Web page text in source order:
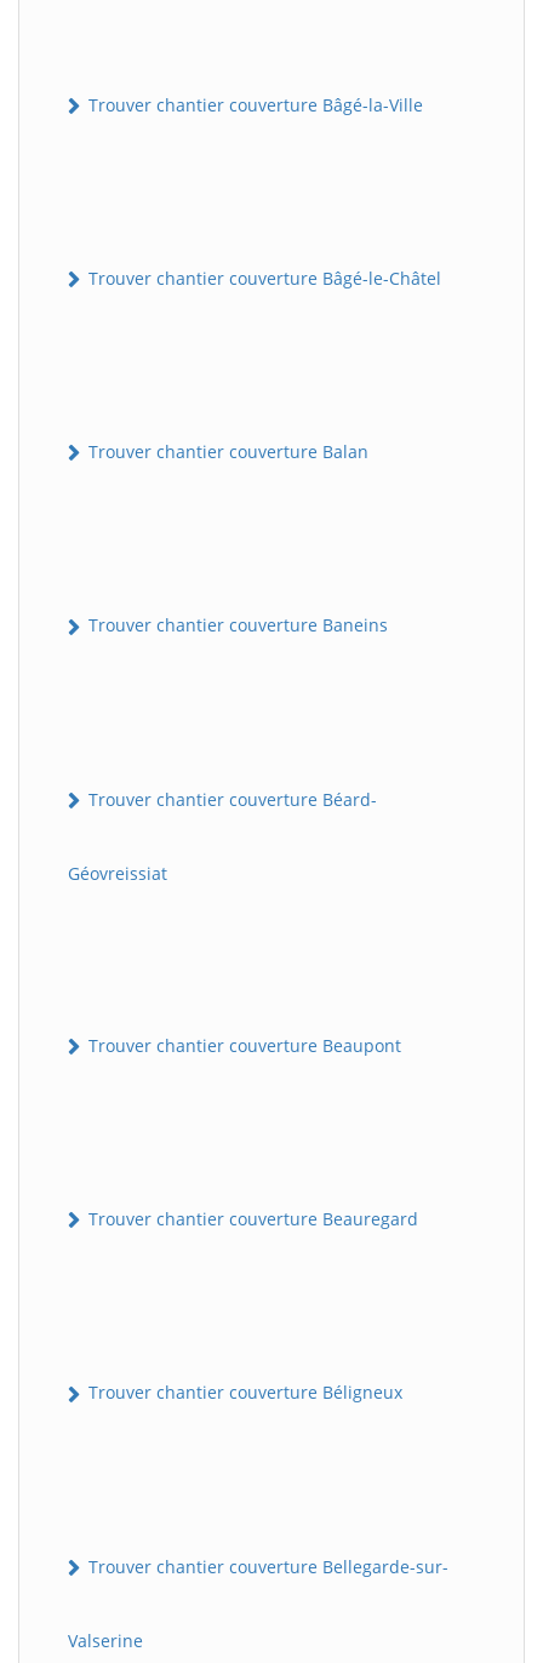
Trouver chantier couverture Bâgé-la-Ville
Trouver chantier couverture Bâgé-le-Châtel
Trouver chantier couverture Balan
Trouver chantier couverture Baneins
Trouver chantier couverture Béard-
Géovreissiat
Trouver chantier couverture Beaupont
Trouver chantier couverture Beauregard
Trouver chantier couverture Béligneux
Trouver chantier couverture Bellegarde-sur-
Valserine